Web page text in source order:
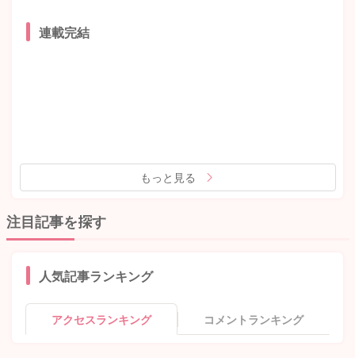
連載完結
もっと見る
注目記事を探す
人気記事ランキング
アクセスランキング コメントランキング